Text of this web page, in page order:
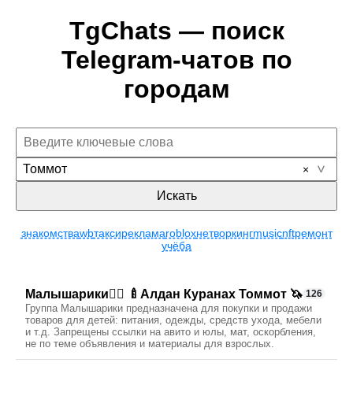
TgChats — поиск
Telegram-чатов по
городам
Томмот
Искать
знакомстваwbтаксирекламаrobloxнетворкингmusicnftремонт
учёба
Малышарики🧚‍♀ 🍼Алдан Куранах Томмот 🦄 126
Группа Малышарики предназначена для покупки и продажи
товаров для детей: питания, одежды, средств ухода, мебели
и т.д. Запрещены ссылки на авито и юлы, мат, оскорбления,
не по теме объявления и материалы для взрослых.